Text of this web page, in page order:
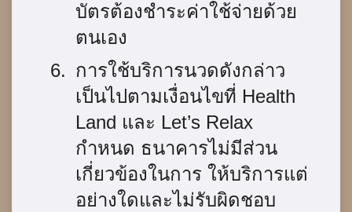
บัตรต้องชำระค่าใช้จ่ายด้วย
ตนเอง
การใช้บริการนวดดังกล่าว
เป็นไปตามเงื่อนไขที่ Health
Land และ Let’s Relax
กำหนด ธนาคารไม่มีส่วน
เกี่ยวข้องในการ ให้บริการแต่
อย่างใดและไม่รับผิดชอบ